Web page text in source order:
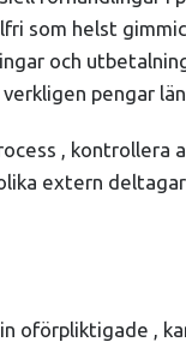
som helst
och
pengar
,
extern
oförpliktigade ,